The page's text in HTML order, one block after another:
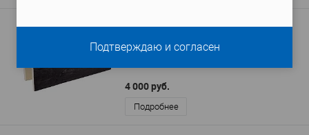
Балка Полиуретановая Б3 2м, цвет:
Габариты (ДхШхВ)—2000х200х130
4 000 руб.
Подробнее
Подтверждаю и согласен